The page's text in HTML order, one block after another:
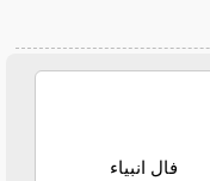
فال انبیاء